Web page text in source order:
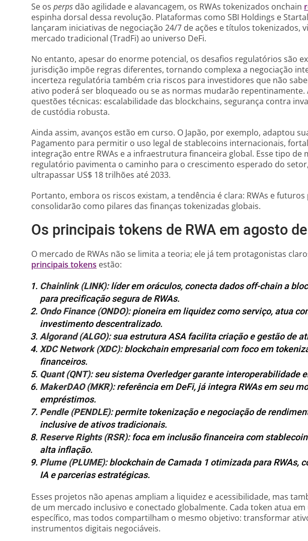
Se os perps dão agilidade e alavancagem, os RWAs tokenizados onchain
espinha dorsal dessa revolução. Plataformas como SBI Holdings e
lançaram iniciativas de negociação 24/7 de ações e títulos tokenizados,
mercado tradicional (TradFi) ao universo DeFi.
No entanto, apesar do enorme potencial, os desafios regulatórios são
jurisdição impõe regras diferentes, tornando complexa a negociação
incerteza regulatória também cria riscos para investidores que não
ativo poderá ser bloqueado ou se as normas mudarão repentinamente.
questões técnicas: escalabilidade das blockchains, segurança contra
de custódia robusta.
Ainda assim, avanços estão em curso. O Japão, por exemplo, adaptou
Pagamento para permitir o uso legal de stablecoins internacionais,
integração entre RWAs e a infraestrutura financeira global. Esse tipo de
regulatório pavimenta o caminho para o crescimento esperado do
ultrapassar US$ 18 trilhões até 2033.
Portanto, embora os riscos existam, a tendência é clara: RWAs e
consolidarão como pilares das finanças tokenizadas globais.
Os principais tokens de RWA em agosto
O mercado de RWAs não se limita a teoria; ele já tem protagonistas
principais tokens estão:
Chainlink (LINK):líder em oráculos, conecta dados off-chain a
para precificação segura de RWAs.
Ondo Finance (ONDO):pioneira em liquidez como serviço, atua
investimento descentralizado.
Algorand (ALGO):sua estrutura ASA facilita criação e gestão de
XDC Network (XDC):blockchain empresarial com foco em
financeiros.
Quant (QNT):seu sistema Overledger garante interoperabilidade
MakerDAO (MKR):referência em DeFi, já integra RWAs em seu
empréstimos.
Pendle (PENDLE):permite tokenização e negociação de
inclusive de ativos tradicionais.
Reserve Rights (RSR):foca em inclusão financeira com
alta inflação.
Plume (PLUME):blockchain de Camada 1 otimizada para RWAs,
IA e parcerias estratégicas.
Esses projetos não apenas ampliam a liquidez e acessibilidade, mas
de um mercado inclusivo e conectado globalmente. Cada token atua
específico, mas todos compartilham o mesmo objetivo: transformar
instrumentos digitais negociáveis.